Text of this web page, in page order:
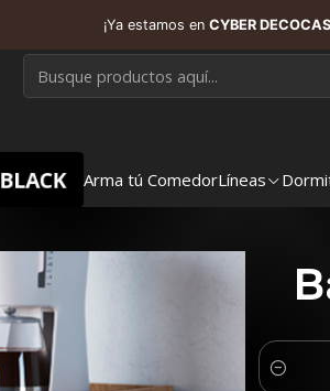
BLACK Arma tú ComedorLíneas
¡Ya estamos en CYBER
Cantidad